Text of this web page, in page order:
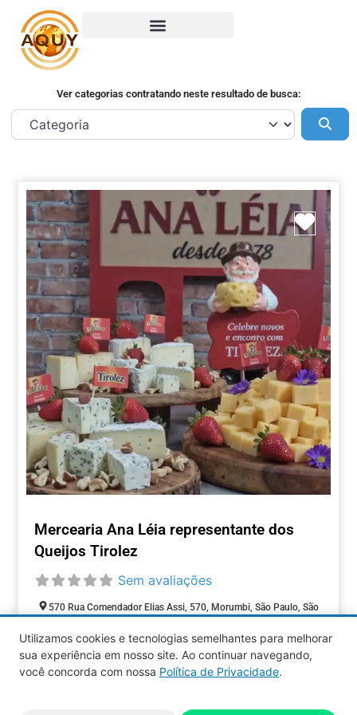
Ver categorias contratando neste resultado de busca:
Mercearia Ana Léia representante dos
Queijos Tirolez
Sem avaliações
570 Rua Comendador Elias Assi, 570, Morumbi, São Paulo, São
COMÉRCIOS Fechado agora:
Utilizamos cookies e tecnologias semelhantes para melhorar
sua experiência em nosso site. Ao continuar navegando,
você concorda com nossa Política de Privacidade.